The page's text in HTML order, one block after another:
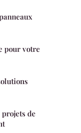
pour votre
de